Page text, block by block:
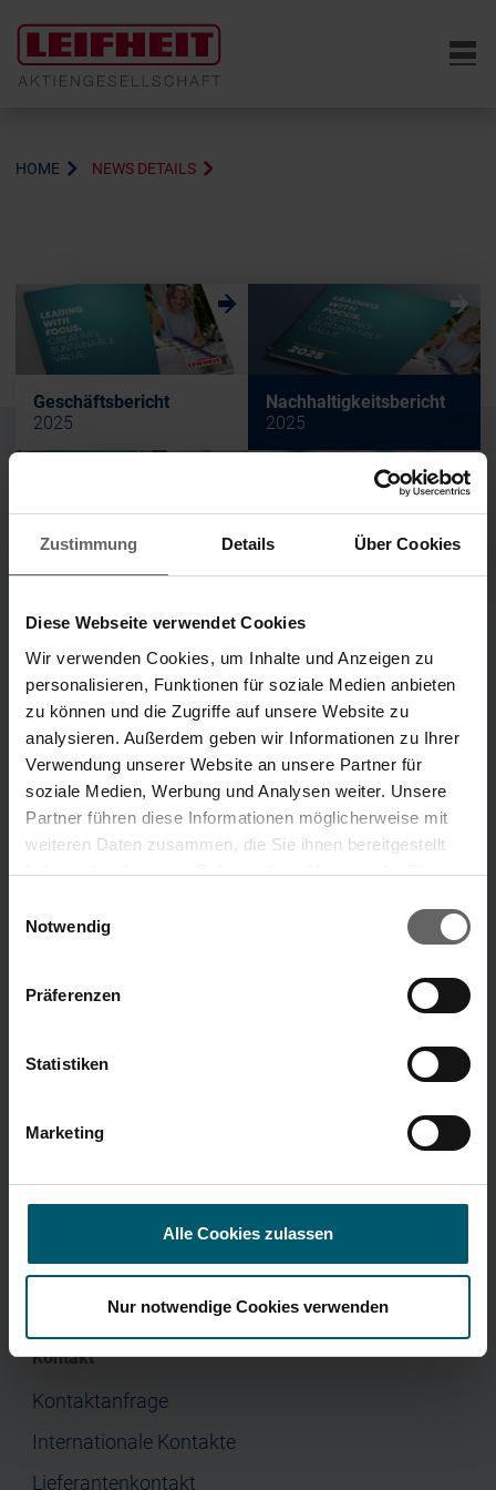
Zustimmung Details Über Cookies
Diese Webseite verwendet Cookies
Wir verwenden Cookies, um Inhalte und Anzeigen zu
personalisieren, Funktionen für soziale Medien anbieten
zu können und die Zugriffe auf unsere Website zu
analysieren. Außerdem geben wir Informationen zu Ihrer
Verwendung unserer Website an unsere Partner für
soziale Medien, Werbung und Analysen weiter. Unsere
Partner führen diese Informationen möglicherweise mit
weiteren Daten zusammen, die Sie ihnen bereitgestellt
haben oder die sie im Rahmen Ihrer Nutzung der Dienste
Cookies, wenn Sie unsere Webseite weiterhin nutzen.
Notwendig
Präferenzen
Statistiken
Marketing
Alle Cookies zulassen
Nur notwendige Cookies verwenden
6
HOME NEWS DETAILS
Geschäftsbericht
2025
w
Nachhaltigkeitsbericht
2025
w
w
Unternehmensbereiche
Unsere Marken
„Unsere Ideen, die dein Leben leichter machen.“
Marke Leifheit Marke Soehnle
Home
Investor Relations
Jobs & Karriere
Kontakt
Kontaktanfrage
Internationale Kontakte
Lieferantenkontakt
Suchvorschläge